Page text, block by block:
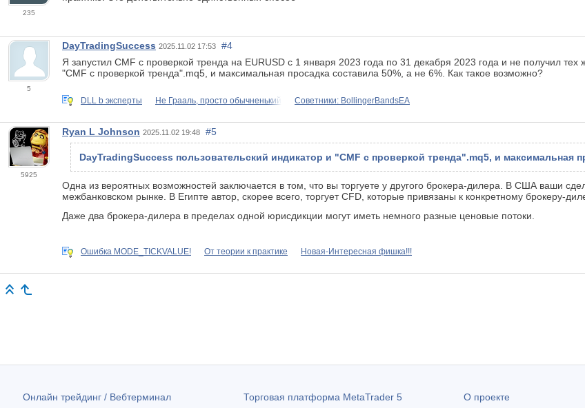
235
5
DayTradingSuccess 2025.11.02 17:53
#4
Я запустил CMF с проверкой тренда на EURUSD с 1 января 2023 года по 31 декабря 2023 года и не получил тех
"CMF с проверкой тренда".mq5, и максимальная просадка составила 50%, а не 6%. Как такое возможно?
DLL b эксперты Не Грааль, просто обычненький Советники: BollingerBandsEA
5925
Ryan L Johnson 2025.11.02 19:48 #5
DayTradingSuccess пользовательский индикатор и "CMF с проверкой тренда".mq5, и максимальная
Одна из вероятных возможностей заключается в том, что вы торгуете у другого брокера-дилера. В США ваши
межбанковском рынке. В Египте автор, скорее всего, торгует CFD, которые привязаны к конкретному брокеру-
Даже два брокера-дилера в пределах одной юрисдикции могут иметь немного разные ценовые потоки.
Ошибка MODE_TICKVALUE! От теории к практике Новая-Интересная фишка!!!
Онлайн трейдинг / Вебтерминал Торговая платформа MetaTrader 5 О проекте